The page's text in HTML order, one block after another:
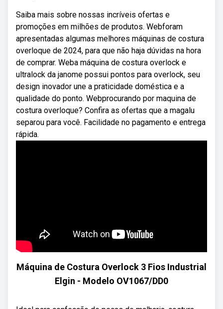
Saiba mais sobre nossas incríveis ofertas e
promoções em milhões de produtos. Webforam
apresentadas algumas melhores máquinas de costura
overloque de 2024, para que não haja dúvidas na hora
de comprar. Weba máquina de costura overlock e
ultralock da janome possui pontos para overlock, seu
design inovador une a praticidade doméstica e a
qualidade do ponto. Webprocurando por maquina de
costura overloque? Confira as ofertas que a magalu
separou para você. Facilidade no pagamento e entrega
rápida.
Máquina de Costura Overlock 3 Fios Industrial
Elgin - Modelo OV1067/DD0